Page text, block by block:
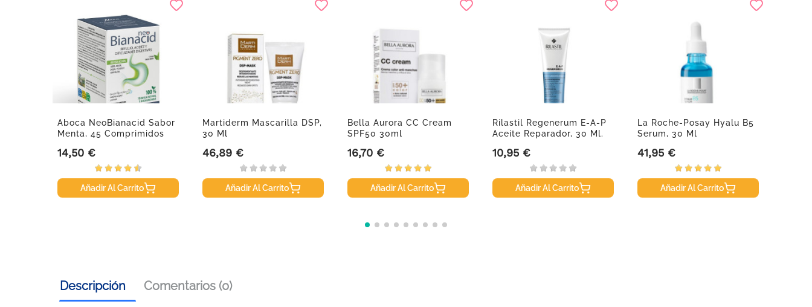
Aboca NeoBianacid Sabor
Menta, 45 Comprimidos
Precio
14,50 €
Añadir Al Carrito
Martiderm Mascarilla DSP,
30 Ml
Precio
46,89 €
Añadir Al Carrito
Bella Aurora CC Cream
SPF50 30ml
Precio
16,70 €
Añadir Al Carrito
Rilastil Regenerum E-A-P
Aceite Reparador, 30 Ml.
Precio
10,95 €
Añadir Al Carrito
La Roche-Posay Hyalu B5
Serum, 30 Ml
Precio
41,95 €
Añadir Al Carrito
Descripción Comentarios (0)